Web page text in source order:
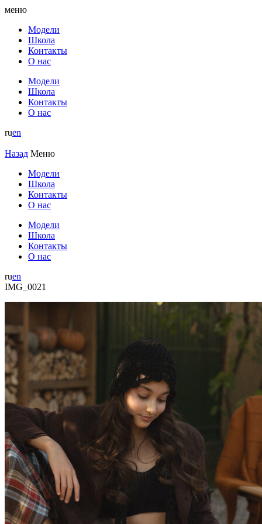
меню
Модели
Школа
Контакты
О нас
Модели
Школа
Контакты
О нас
ruen
Назад Меню
Модели
Школа
Контакты
О нас
Модели
Школа
Контакты
О нас
ruen
IMG_0021